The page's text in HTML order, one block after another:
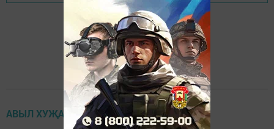
АВЫЛ ХУҖАЛЫГЫ